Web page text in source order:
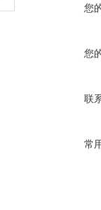
您
您
联
常